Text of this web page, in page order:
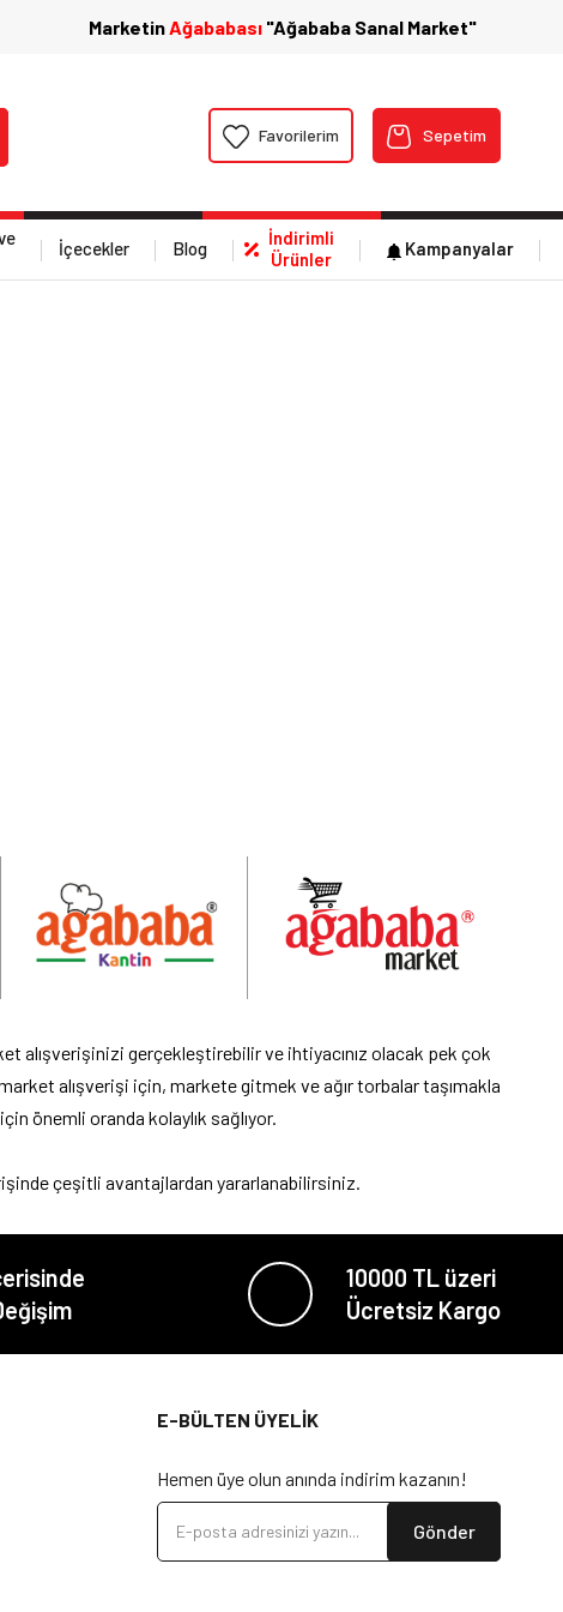
MarketinAğababası "Ağababa Sanal Market"
Sepetim
Favorilerim
İçecekler Blog
İndirimli
Ürünler
Kampanyalar
alışverişinizi gerçekleştirebilir ve ihtiyacınız olacak pek çok
alışverişi için, markete gitmek ve ağır torbalar taşımakla
önemli oranda kolaylık sağlıyor.
çeşitli avantajlardan yararlanabilirsiniz.
10000 TL üzeri
Ücretsiz Kargo
E-BÜLTEN ÜYELİK
Hemen üye olun anında indirim kazanın!
Gönder